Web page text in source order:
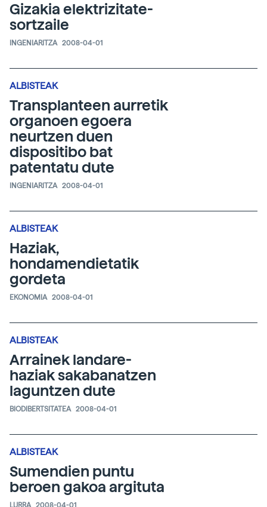
Gizakia elektrizitate-
sortzaile
INGENIARITZA 2008-04-01
ALBISTEAK
Transplanteen aurretik
organoen egoera
neurtzen duen
dispositibo bat
patentatu dute
INGENIARITZA 2008-04-01
ALBISTEAK
Haziak,
hondamendietatik
gordeta
EKONOMIA 2008-04-01
ALBISTEAK
Arrainek landare-
haziak sakabanatzen
laguntzen dute
BIODIBERTSITATEA 2008-04-01
ALBISTEAK
Sumendien puntu
beroen gakoa argituta